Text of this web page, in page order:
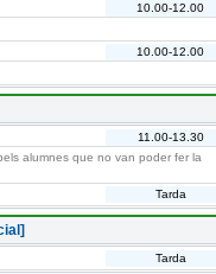
10.00-12.00
10.00-12.00
11.00-13.30
alumnes que no van poder fer la
Tarda
Tarda